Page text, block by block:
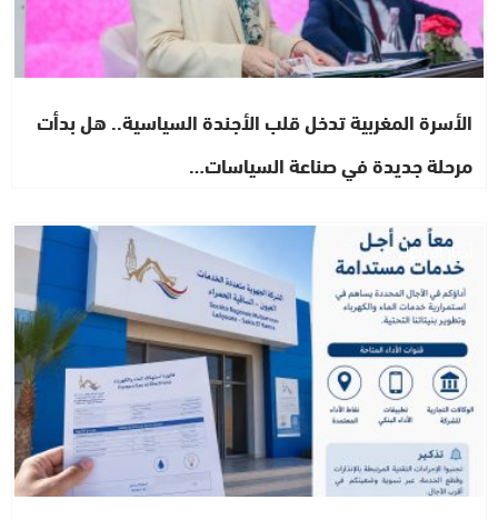
الأسرة المغربية تدخل قلب الأجندة السياسية.. هل بدأت
مرحلة جديدة في صناعة السياسات…
أخبار الصحراء